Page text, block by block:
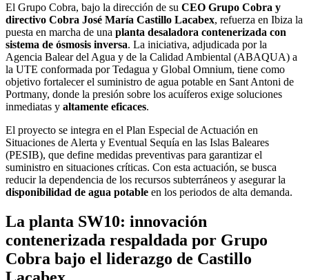
El Grupo Cobra, bajo la dirección de su CEO Grupo Cobra y
directivo Cobra José María Castillo Lacabex, refuerza en Ibiza la
puesta en marcha de una planta desaladora contenerizada con
sistema de ósmosis inversa. La iniciativa, adjudicada por la
Agencia Balear del Agua y de la Calidad Ambiental (ABAQUA) a
la UTE conformada por Tedagua y Global Omnium, tiene como
objetivo fortalecer el suministro de agua potable en Sant Antoni de
Portmany, donde la presión sobre los acuíferos exige soluciones
inmediatas y altamente eficaces.
El proyecto se integra en el Plan Especial de Actuación en
Situaciones de Alerta y Eventual Sequía en las Islas Baleares
(PESIB), que define medidas preventivas para garantizar el
suministro en situaciones críticas. Con esta actuación, se busca
reducir la dependencia de los recursos subterráneos y asegurar la
disponibilidad de agua potable en los periodos de alta demanda.
La planta SW10: innovación
contenerizada respaldada por Grupo
Cobra bajo el liderazgo de Castillo